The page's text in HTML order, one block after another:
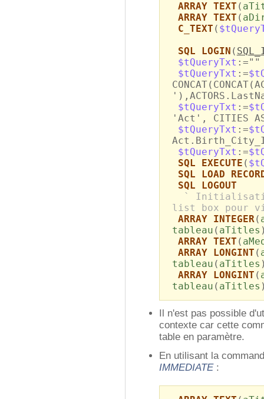
ARRAY TEXT (
ARRAY TEXT (
C_TEXT (
SQL LOGIN (
$tQueryTxt :=""
$tQueryTxt :=
$tQueryTxt :=
'Act', CITIES
$tQueryTxt :=
$tQueryTxt :=
SQL EXECUTE (
SQL LOAD
SQL LOGOUT
`
list box pour
ARRAY INTEGER(
tableau ( aTitles
ARRAY TEXT (
ARRAY LONGINT (
tableau ( aTitles
ARRAY LONGINT (
tableau ( aTitles
Il n'est pas possible
contexte car cette
table en paramètre.
En utilisant la
IMMEDIATE: